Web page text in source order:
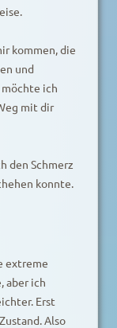
kommen, die
und
ich
mit dir
den Schmerz
konnte.
extreme
aber ich
Erst
Also